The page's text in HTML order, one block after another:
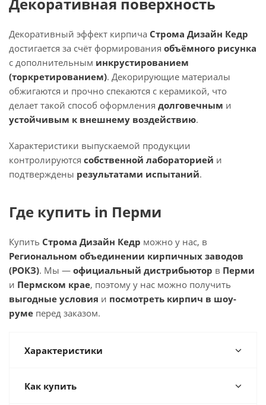
Декоративный эффект кирпича Строма Дизайн Кедр
достигается за счёт формирования объёмного рисунка
с дополнительным инкрустированием
(торкретированием). Декорирующие материалы
обжигаются и прочно спекаются с керамикой, что
делает такой способ оформления долговечным и
устойчивым к внешнему воздействию.
Характеристики выпускаемой продукции
контролируются собственной лабораторией и
подтверждены результатами испытаний.
Где купить in Перми
Купить Строма Дизайн Кедр можно у нас, в
Региональном объединении кирпичных заводов
(РОКЗ). Мы — официальный дистрибьютор в Перми
и Пермском крае, поэтому у нас можно получить
выгодные условия и посмотреть кирпич в шоу-
руме перед заказом.
Характеристики
Как купить